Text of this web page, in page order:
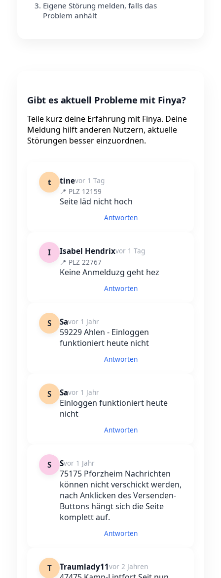
Eigene Störung melden, falls das
Problem anhält
Gibt es aktuell Probleme mit Finya?
Teile kurz deine Erfahrung mit Finya. Deine
Meldung hilft anderen Nutzern, aktuelle
Störungen besser einzuordnen.
t tinevor 1 Tag
📍 PLZ 12159
Seite läd nicht hoch
Antworten
I Isabel Hendrixvor 1 Tag
📍 PLZ 22767
Keine Anmelduzg geht hez
Antworten
S Savor 1 Jahr
59229 Ahlen - Einloggen
funktioniert heute nicht
Antworten
S Savor 1 Jahr
Einloggen funktioniert heute
nicht
Antworten
S Svor 1 Jahr
75175 Pforzheim Nachrichten
können nicht verschickt werden,
nach Anklicken des Versenden-
Buttons hängt sich die Seite
komplett auf.
Antworten
T Traumlady11vor 2 Jahren